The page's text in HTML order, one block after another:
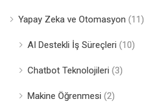
Yapay Zeka ve Otomasyon (11)
AI Destekli İş Süreçleri (10)
Chatbot Teknolojileri (3)
Makine Öğrenmesi (2)